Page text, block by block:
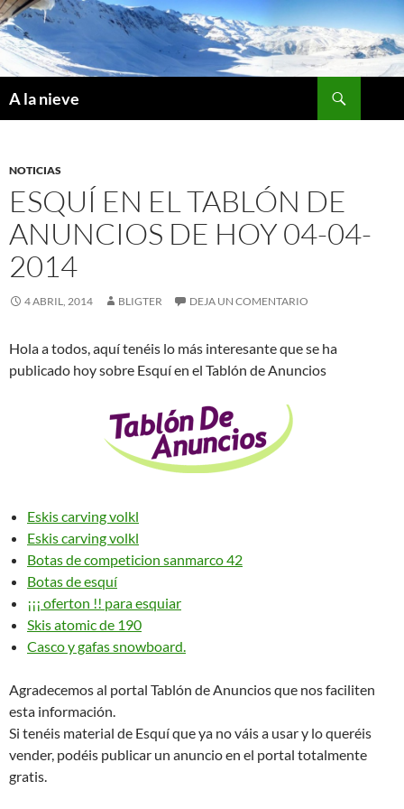
Saltar
al
contenido
A la nieve
NOTICIAS
ESQUÍ EN EL TABLÓN DE
ANUNCIOS DE HOY 04-04-
2014
4 ABRIL, 2014 BLIGTER DEJA UN COMENTARIO
Hola a todos, aquí tenéis lo más interesante que se ha
publicado hoy sobre Esquí en el Tablón de Anuncios
Eskis carving volkl
Eskis carving volkl
Botas de competicion sanmarco 42
Botas de esquí
¡¡¡ oferton !! para esquiar
Skis atomic de 190
Casco y gafas snowboard.
Agradecemos al portal Tablón de Anuncios que nos faciliten
esta información.
Si tenéis material de Esquí que ya no váis a usar y lo queréis
vender, podéis publicar un anuncio en el portal totalmente
gratis.